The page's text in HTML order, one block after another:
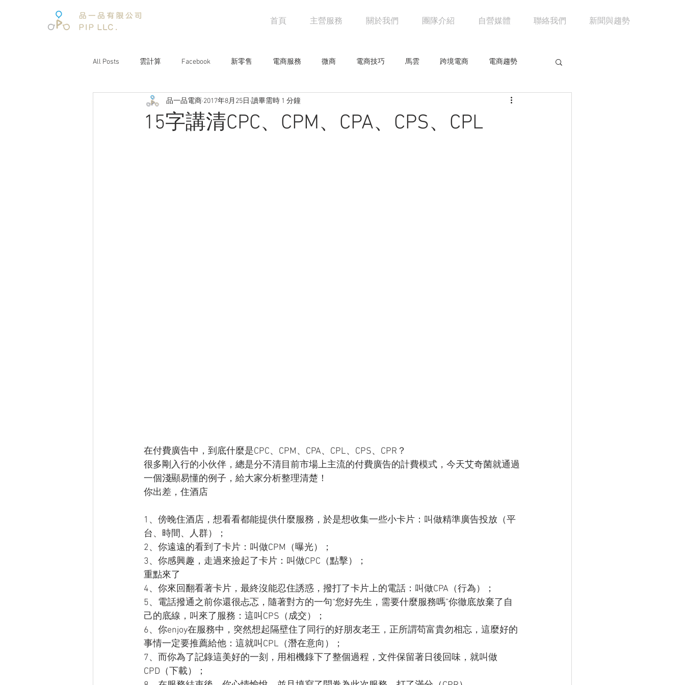
首頁 主營服務 關於我們 團隊介紹 自營媒體 聯絡我們 新聞與趨勢
All Posts 雲計算 Facebook 新零售 電商服務 微商 電商技巧 馬雲 跨境電商 電商趨勢
電子商務報告 阿里巴巴 電商物流 京東
15字講清CPC、CPM、CPA、CPS、CPL
品一品電商 2017年8月25日 讀畢需時 1 分鐘
在付費廣告中，到底什麼是CPC、CPM、CPA、CPL、CPS、CPR？
很多剛入行的小伙伴，總是分不清目前市場上主流的付費廣告的計費模式，今天艾奇菌就通過
一個淺顯易懂的例子，給大家分析整理清楚！
你出差，住酒店
1、傍晚住酒店，想看看都能提供什麼服務，於是想收集一些小卡片：叫做精準廣告投放（平
台、時間、人群）；
2、你遠遠的看到了卡片：叫做CPM（曝光）；
3、你感興趣，走過來撿起了卡片：叫做CPC（點擊）；
重點來了
4、你來回翻看著卡片，最終沒能忍住誘惑，撥打了卡片上的電話：叫做CPA（行為）；
5、電話撥通之前你還很忐忑，隨著對方的一句“您好先生，需要什麼服務嗎”你徹底放棄了自
己的底線，叫來了服務：這叫CPS（成交）；
6、你enjoy在服務中，突然想起隔壁住了同行的好朋友老王，正所謂苟富貴勿相忘，這麼好的
事情一定要推薦給他：這就叫CPL（潛在意向）；
7、而你為了記錄這美好的一刻，用相機錄下了整個過程，文件保留著日後回味，就叫做
CPD（下載）；